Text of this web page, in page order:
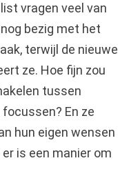
vragen veel van
bezig met het
terwijl de nieuwe
ze. Hoe fijn zou
tussen
En ze
hun eigen wensen
is een manier om